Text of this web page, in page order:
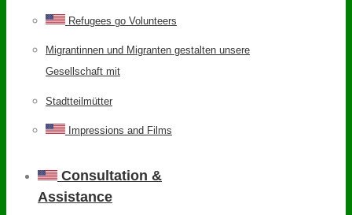
Refugees go Volunteers
Migrantinnen und Migranten gestalten unsere
Gesellschaft mit
Stadtteilmütter
Impressions and Films
Consultation &
Assistance